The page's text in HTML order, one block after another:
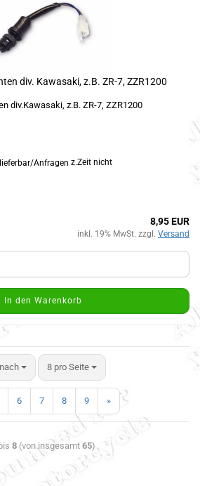
div. Kawasaki, z.B. ZR-7, ZZR1200
div.Kawasaki, z.B. ZR-7, ZZR1200
z.Zeit nicht
8,95 EUR
inkl. 19% MwSt. zzgl. Versand
In den Warenkorb
8 pro Seite
6 7 8 9 »
8(von insgesamt 65)